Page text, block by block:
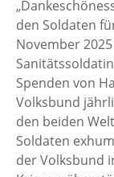
den Soldaten
November
Spenden von
Volksbund
den beiden
Soldaten
der Volksbund